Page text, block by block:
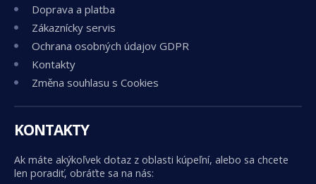
Doprava a platba
Zákaznícky servis
Ochrana osobných údajov GDPR
Kontakty
Změna souhlasu s Cookies
KONTAKTY
Ak máte akýkoľvek dotaz z oblasti kúpeľní, alebo sa chcete
len poradiť, obráťte sa na nás: